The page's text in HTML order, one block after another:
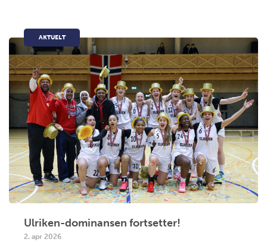
AKTUELT
Ulriken-dominansen fortsetter!
2. apr 2026